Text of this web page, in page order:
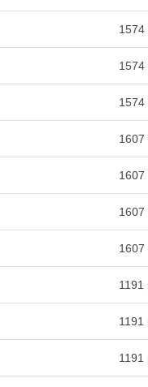
1574
1574
1574
1607
1607
1607
1607
1191
1191
1191